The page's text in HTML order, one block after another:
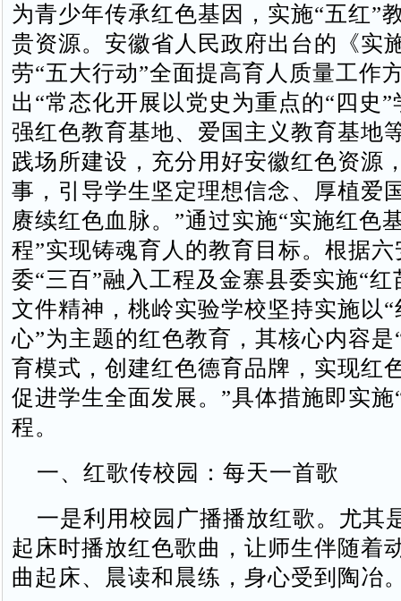
为青少年传承红色基因，实施“五红”
贵资源。安徽省人民政府出台的《实
劳“五大行动”全面提高育人质量工作
出“常态化开展以党史为重点的“四史
强红色教育基地、爱国主义教育基地
践场所建设，充分用好安徽红色资源
事，引导学生坚定理想信念、厚植爱
赓续红色血脉。”通过实施“实施红色
程”实现铸魂育人的教育目标。根据
委“三百”融入工程及金寨县委实施“红
文件精神，桃岭实验学校坚持实施以
心”为主题的红色教育，其核心内容是
育模式，创建红色德育品牌，实现红
促进学生全面发展。”具体措施即实施
程。
一、红歌传校园：每天一首歌
一是利用校园广播播放红歌。尤其
起床时播放红色歌曲，让师生伴随着
曲起床、晨读和晨练，身心受到陶冶